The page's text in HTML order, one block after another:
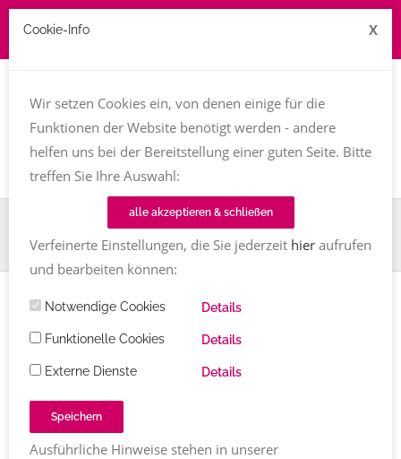
Home
TT-Magazin
Blogwichteln 2021/2022 im Texttreff: Heike Baller besucht Kerstin
Fricke
Blogwichteln 2021/2022 im
Kerstin Fricke
Redaktion Texttreff
13.01.2022 (aktualisiert 26.01.2022)
Cookie-Info X
Wir setzen Cookies ein, von denen einige für die
Funktionen der Website benötigt werden - andere
helfen uns bei der Bereitstellung einer guten Seite. Bitte
treffen Sie Ihre Auswahl:
alle akzeptieren & schließen
Verfeinerte Einstellungen, die Sie jederzeit hieraufrufen
und bearbeiten können:
Notwendige Cookies Details
Funktionelle Cookies Details
Externe Dienste Details
Speichern
Ausführliche Hinweise stehen in unserer